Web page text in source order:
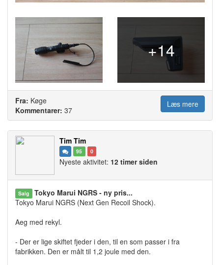
+14
Fra: Køge
Kommentarer: 37
Læs mere
Tim Tim
95 0
Nyeste aktivitet: 12 timer siden
Salg
Tokyo Marui NGRS - ny pris...
Tokyo Marui NGRS (Next Gen Recoil Shock).
Aeg med rekyl.
- Der er lige skiftet fjeder i den, til en som passer i fra
fabrikken. Den er målt til 1,2 joule med den.